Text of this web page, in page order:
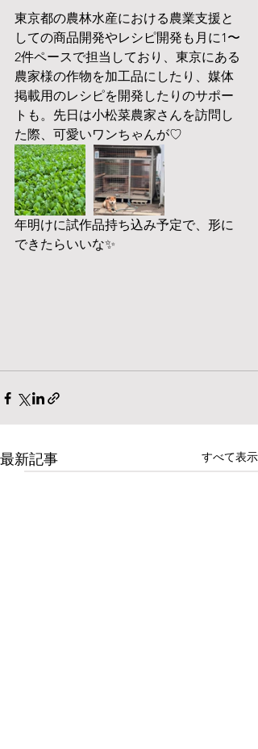
東京都の農林水産における農業支援と
しての商品開発やレシピ開発も月に1〜
2件ペースで担当しており、東京にある
農家様の作物を加工品にしたり、媒体
掲載用のレシピを開発したりのサポー
トも。先日は小松菜農家さんを訪問し
た際、可愛いワンちゃんが♡
年明けに試作品持ち込み予定で、形に
できたらいいな✨
最新記事 すべて表示